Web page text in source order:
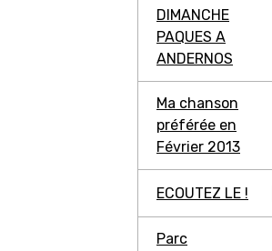
DIMANCHE
PAQUES A
ANDERNOS
Ma chanson
préférée en
Février 2013
ECOUTEZ LE !
Parc